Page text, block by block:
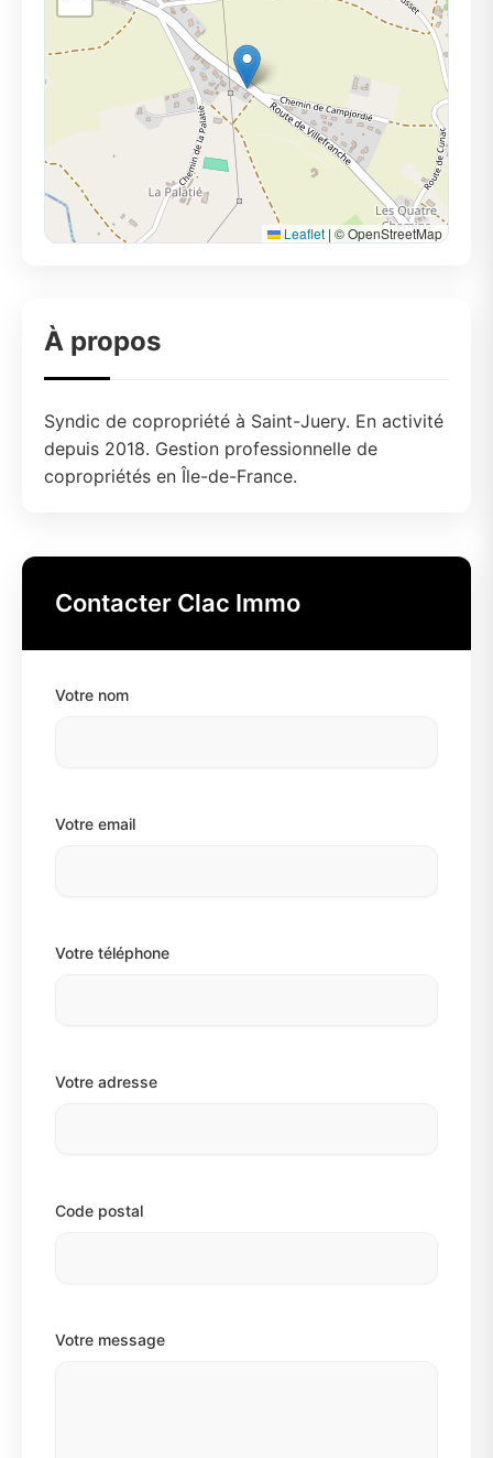
Leaflet | © OpenStreetMap
À propos
Syndic de copropriété à Saint-Juery. En activité
depuis 2018. Gestion professionnelle de
copropriétés en Île-de-France.
Contacter Clac Immo
Votre nom
Votre email
Votre téléphone
Votre adresse
Code postal
Votre message